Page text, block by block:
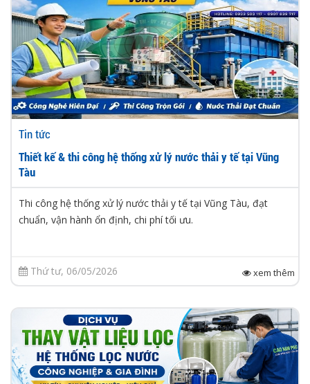
Tin tức
Thiết kế & thi công hệ thống xử lý nước thải y tế tại Vũng
Tàu
Thi công hệ thống xử lý nước thải y tế tại Vũng Tàu, đạt
chuẩn, vận hành ổn định, chi phí tối ưu.
Thứ tư, 06/05/2026 xem thêm